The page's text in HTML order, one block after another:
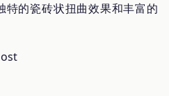
特的瓷砖状扭曲效果和丰富的